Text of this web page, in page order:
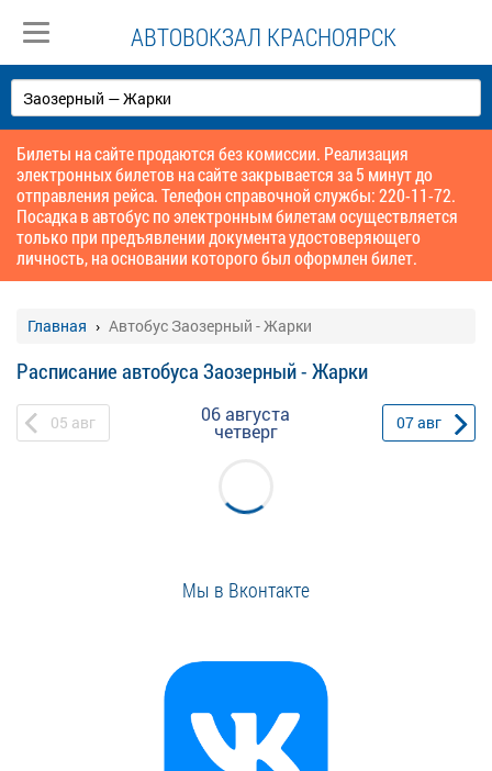
АВТОВОКЗАЛ КРАСНОЯРСК
Билеты на сайте продаются без комиссии. Реализация
электронных билетов на сайте закрывается за 5 минут до
отправления рейса. Телефон справочной службы: 220-11-72.
Посадка в автобус по электронным билетам осуществляется
только при предъявлении документа удостоверяющего
личность, на основании которого был оформлен билет.
Главная Автобус Заозерный - Жарки
Расписание автобуса Заозерный - Жарки
05 авг 06 августа
четверг 07авг
Мы в Вконтакте